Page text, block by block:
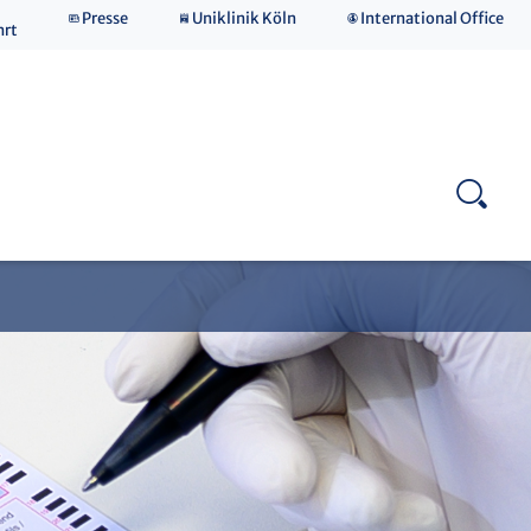
Presse Uniklinik Köln International Office